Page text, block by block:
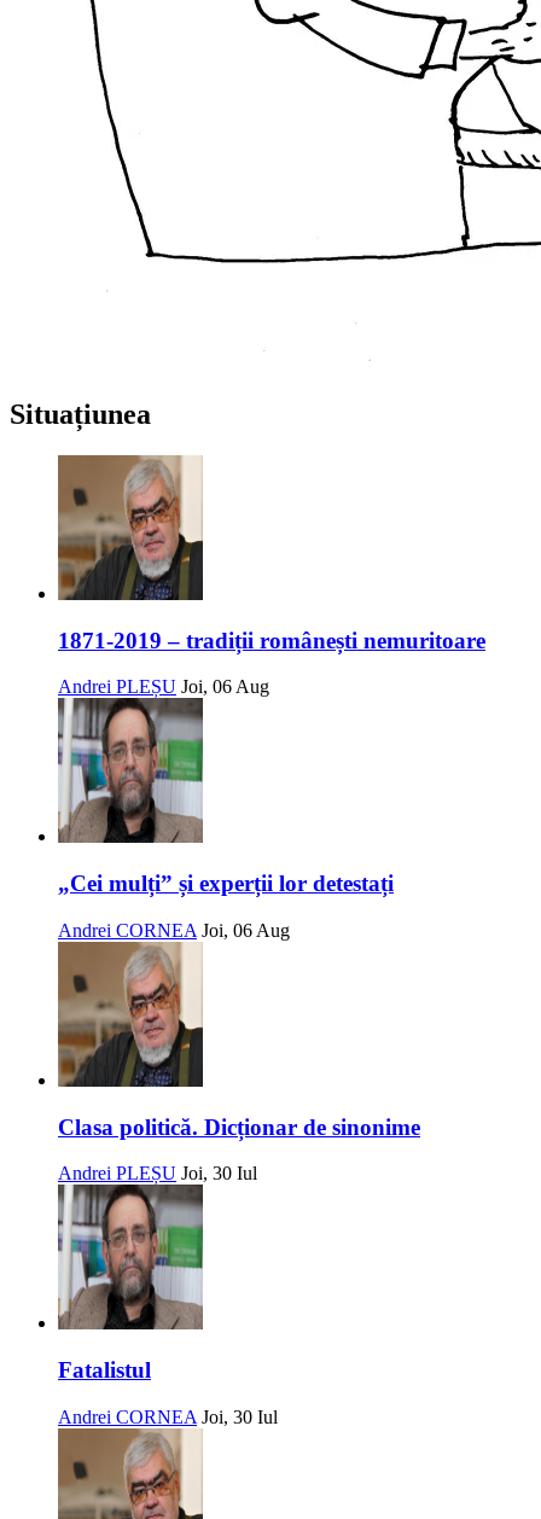
Situațiunea
1871-2019 – tradiții românești nemuritoare
Andrei PLEȘU Joi, 06 Aug
„Cei mulți” și experții lor detestați
Andrei CORNEA Joi, 06 Aug
Clasa politică. Dicționar de sinonime
Andrei PLEȘU Joi, 30 Iul
Fatalistul
Andrei CORNEA Joi, 30 Iul